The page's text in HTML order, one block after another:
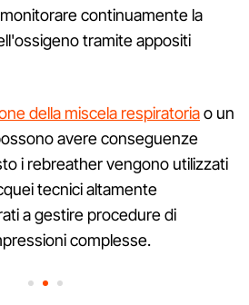
continuamente la
tramite appositi
della miscela respiratoriao un
avere conseguenze
i rebreather vengono utilizzati
tecnici altamente
a gestire procedure di
complesse.